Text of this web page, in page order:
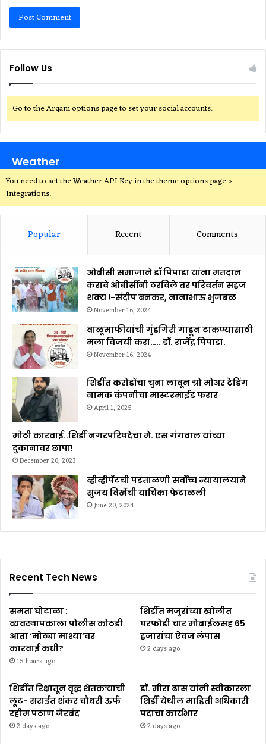
Follow Us
Go to the Arqam options page to set your social accounts.
Weather
You need to set the Weather API Key in the theme options page >
Integrations.
Popular Recent Comments
ओबीसी समाजाने डॉ पिपाडा यांना मतदान
करावे ओबीसींनी ठरविले तर परिवर्तन सहज
शक्य !-संदीप बनकर, नानाभाऊ भुजबळ
November 16, 2024
वाळूमाफीयांची गुंडगिरी गाडून टाकण्यासाठी
मला विजयी करा….. डॉ. राजेंद्र पिपाडा.
November 16, 2024
शिर्डीत करोडोंचा चुना लावून ग्रो मोअर ट्रेडिंग
नामक कंपनीचा मास्टरमाईंड फरार
April 1, 2025
मोठी कारवाई..शिर्डी नगरपरिषदेचा मे. एस गंगवाल यांच्या
दुकानावर छापा!
December 20, 2023
व्हीव्हीपॅटची पडताळणी सर्वोच्च न्यायालयाने
सुजय विखेंची याचिका फेटाळली
June 20, 2024
Recent Tech News
समता घोटाळा :
व्यवस्थापकाला पोलीस कोठडी
आता ‘मोठ्या माश्या’वर
कारवाई कधी?
15 hours ago
शिर्डीत मजुरांच्या खोलीत
घरफोडी चार मोबाईलसह ₹65
हजारांचा ऐवज लंपास
2 days ago
शिर्डीत रिक्षातून वृद्ध शेतकऱ्याची
लूट- सराईत शंकर चौधरी ऊर्फ
रहीम पठाण जेरबंद
2 days ago
डॉ. मीरा ढास यांनी स्वीकारला
शिर्डी येथील माहिती अधिकारी
पदाचा कार्यभार
2 days ago